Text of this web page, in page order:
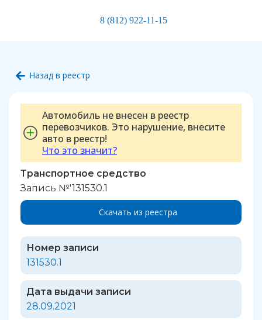
8 (812) 922-11-15
Назад в реестр
Автомобиль не внесен в реестр
перевозчиков. Это нарушение, внесите
авто в реестр!
Что это значит?
Транспортное средство
Запись №'131530.1
Скачать из реестра
Номер записи
131530.1
Дата выдачи записи
28.09.2021